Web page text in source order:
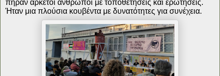
πήραν αρκετοί άνθρωποι με τοποθετήσεις και ερωτήσεις.
Ήταν μια πλούσια κουβέντα με δυνατότητες για συνέχεια.